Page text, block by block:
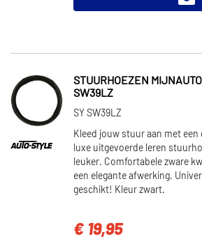
STUURHOEZEN
SW39LZ
SY SW39LZ
Kleed jouw stuur aan met
luxe uitgevoerde leren
leuker. Comfortabele zware
een elegante afwerking.
geschikt! Kleur zwart.
€ 19,95